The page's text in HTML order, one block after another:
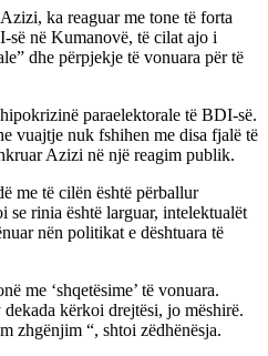
ka reaguar me tone të forta
së në Kumanovë, të cilat ajo i
dhe përpjekje të vonuara për të
paraelektorale të BDI-së.
vuajtje nuk fshihen me disa fjalë të
Azizi në një reagim publik.
me të cilën është përballur
rinia është larguar, intelektualët
nën politikat e dështuara të
me ‘shqetësime’ të vonuara.
kërkoi drejtësi, jo mëshirë.
zhgënjim “, shtoi zëdhënësja.